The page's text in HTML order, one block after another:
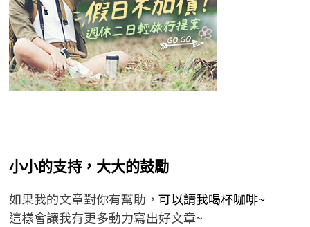
小小的支持，大大的鼓勵
如果我的文章對你有幫助， 可以請我喝杯咖啡~
這樣會讓我有更多動力寫出好文章~